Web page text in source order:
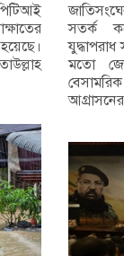
সতর্ক
মতো